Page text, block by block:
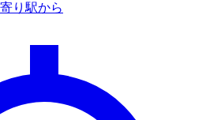
り駅から